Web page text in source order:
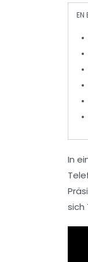
EN
In
sich